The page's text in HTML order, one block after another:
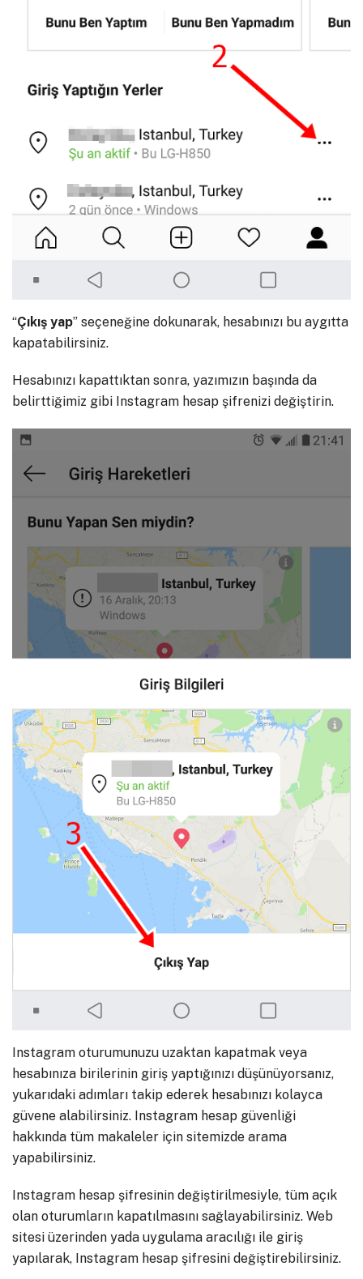
“Çıkış yap” seçeneğine dokunarak, hesabınızı bu aygıtta
kapatabilirsiniz.
Hesabınızı kapattıktan sonra, yazımızın başında da
belirttiğimiz gibi Instagram hesap şifrenizi değiştirin.
Instagram oturumunuzu uzaktan kapatmak veya
hesabınıza birilerinin giriş yaptığınızı düşünüyorsanız,
yukarıdaki adımları takip ederek hesabınızı kolayca
güvene alabilirsiniz. Instagram hesap güvenliği
hakkında tüm makaleler için sitemizde arama
yapabilirsiniz.
Instagram hesap şifresinin değiştirilmesiyle, tüm açık
olan oturumların kapatılmasını sağlayabilirsiniz. Web
sitesi üzerinden yada uygulama aracılığı ile giriş
yapılarak, Instagram hesap şifresini değiştirebilirsiniz.